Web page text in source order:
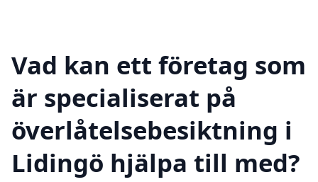
Vad kan ett företag som
är specialiserat på
överlåtelsebesiktning i
Lidingö hjälpa till med?